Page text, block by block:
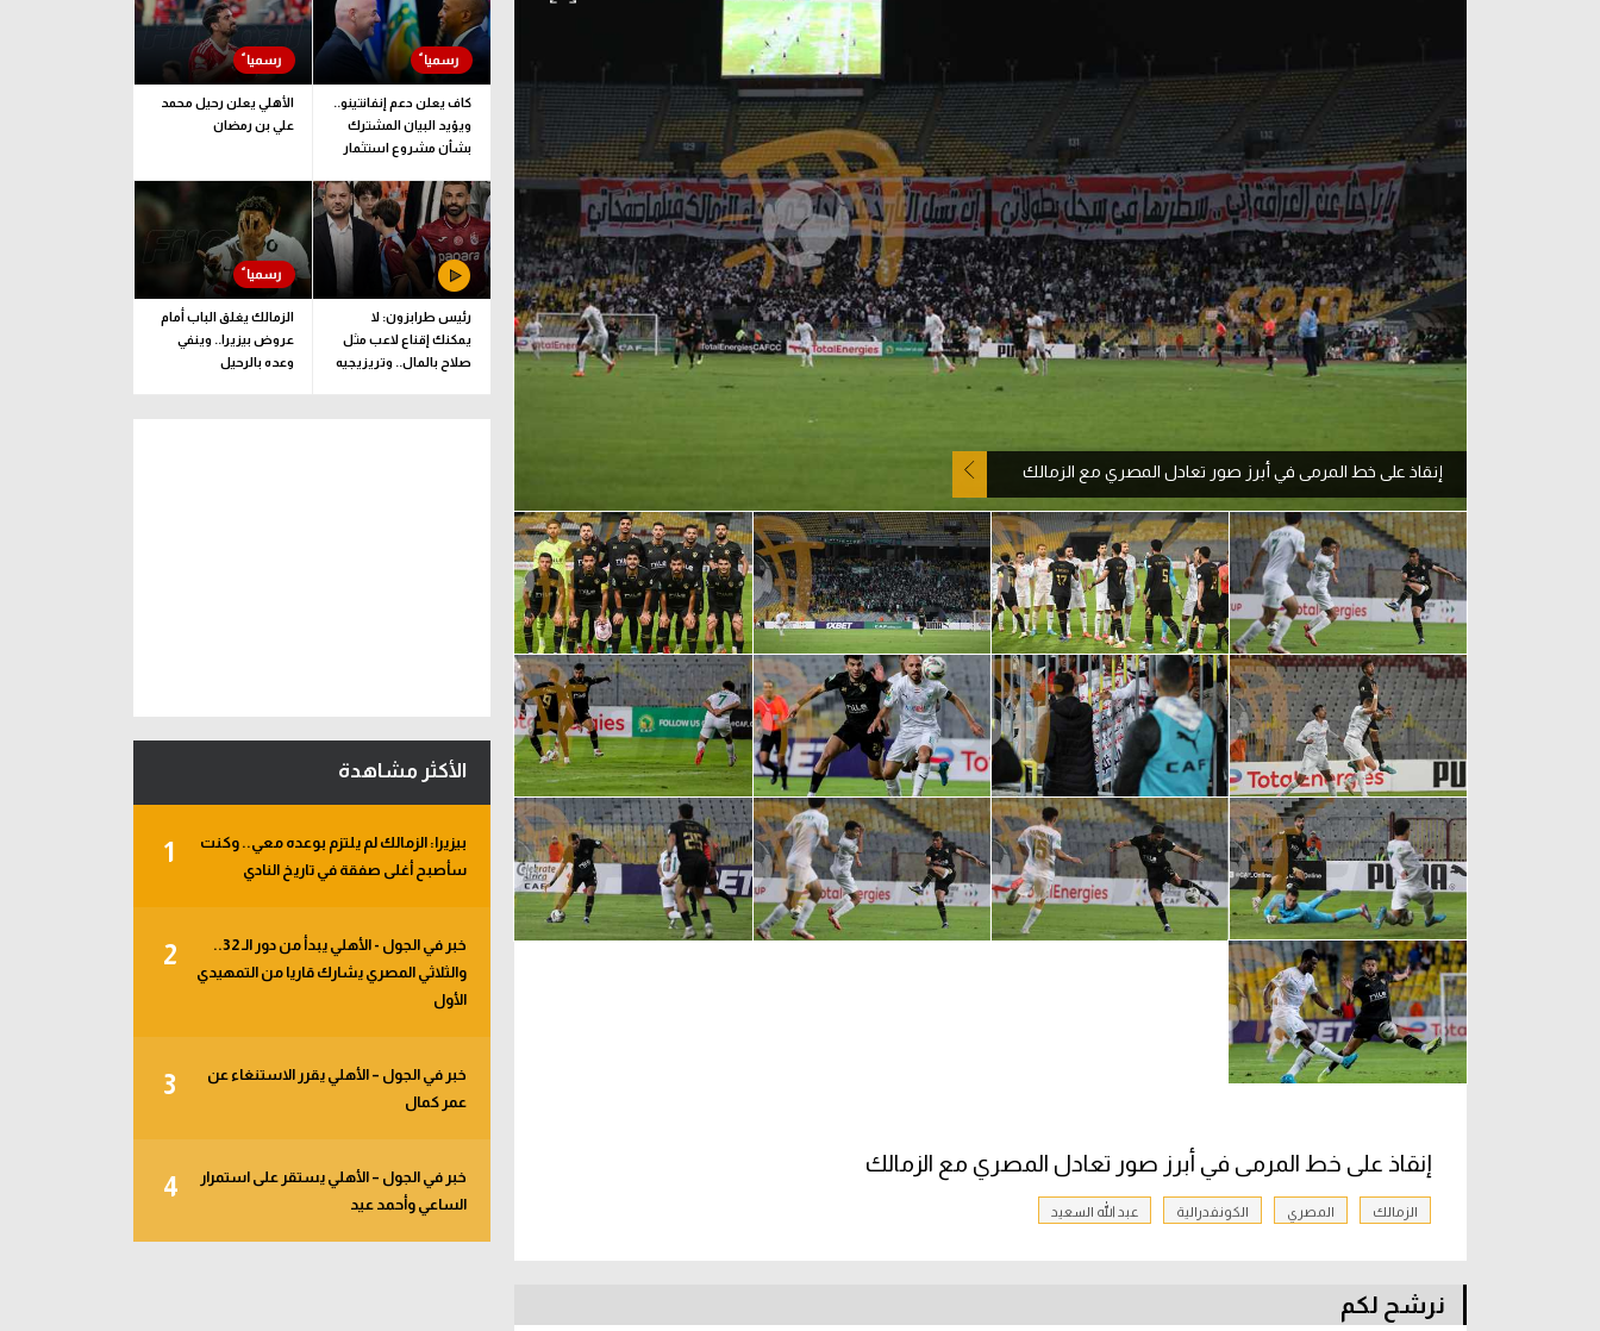
ركن الألعاب
دوري أبطال أوروبا
دوري أبطال إفريقيا
كل البطولات
دوري أبطال أوروبا
القسم الثاني
رياضات أخرى
ركن الألعاب
إنقاذ على خط المرمى في أبرز صور تعادل المصري مع الزمالك
إنقاذ على خط المرمى في أبرز صور تعادل المصري مع الزمالك
الزمالك المصري الكونفدرالية عبد الله السعيد
نرشح لكم
كاف يعلن دعم إنفانتينو..
ويؤيد البيان المشترك
بشأن مشروع استثمار
الأهلي يعلن رحيل محمد
علي بن رمضان
رئيس طرابزون: لا
يمكنك إقناع لاعب مثل
صلاح بالمال.. وتريزيجيه
الزمالك يغلق الباب أمام
عروض بيزيرا.. وينفي
وعده بالرحيل
الأكثر مشاهدة
1
بيزيرا: الزمالك لم يلتزم بوعده معي.. وكنت
سأصبح أغلى صفقة في تاريخ النادي
2
خبر في الجول - الأهلي يبدأ من دور الـ 32..
والثلاثي المصري يشارك قاريا من التمهيدي
الأول
3
خبر في الجول – الأهلي يقرر الاستنغاء عن
عمر كمال
4
خبر في الجول – الأهلي يستقر على استمرار
الساعي وأحمد عيد